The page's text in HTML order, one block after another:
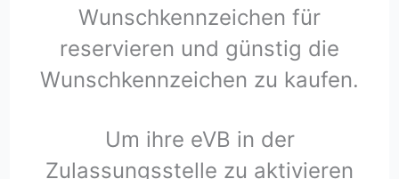
Wunschkennzeichen für
reservieren und günstig die
Wunschkennzeichen zu kaufen.
Um ihre eVB in der
Zulassungsstelle zu aktivieren